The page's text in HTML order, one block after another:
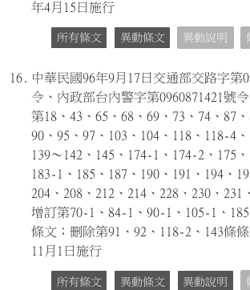
年4月15日施行
所有條文 異動條文 異動說明
16. 中華民國96年9月17日交通部交路字第
令、內政部台內警字第0960871421號
第18、43、65、68、69、73、74、87
90、95、97、103、104、118、118-4
139～142、145、174-1、174-2、175、
183-1、185、187、190、191、194、
204、208、212、214、228、230、231
增訂第70-1、84-1、90-1、105-1、
條文；刪除第91、92、118-2、143條
11月1日施行
所有條文 異動條文 異動說明